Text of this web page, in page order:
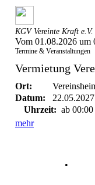
KGV Vereinte Kraft e.V.
Vom 01.08.2026 um
Termine & Veranstaltungen
Vermietung
Ort:
Datum:
Uhrzeit: ab
mehr
•